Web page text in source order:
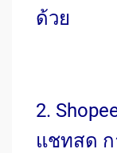
ด้วย
2.
แชทสด